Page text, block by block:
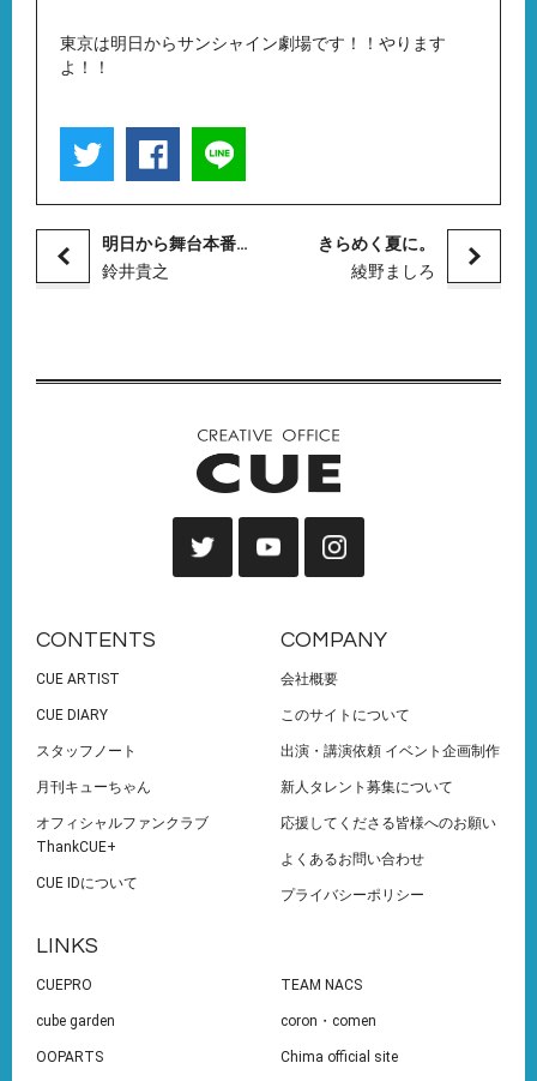
東京は明日からサンシャイン劇場です！！やります
よ！！
明日から舞台本番です。
鈴井貴之
きらめく夏に。
綾野ましろ
CONTENTS
CUE ARTIST
CUE DIARY
スタッフノート
月刊キューちゃん
オフィシャルファンクラブ
ThankCUE+
CUE IDについて
COMPANY
会社概要
このサイトについて
出演・講演依頼 イベント企画制作
新人タレント募集について
応援してくださる皆様へのお願い
よくあるお問い合わせ
プライバシーポリシー
LINKS
CUEPRO TEAM NACS
cube garden coron・comen
OOPARTS Chima official site